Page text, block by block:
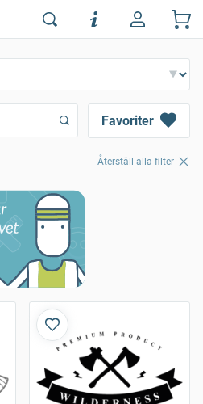
Favoriter
Återställ alla filter